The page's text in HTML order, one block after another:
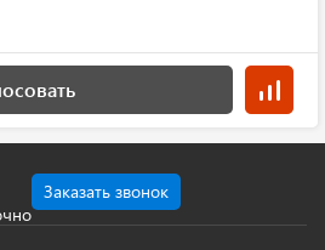
Заказать звонок